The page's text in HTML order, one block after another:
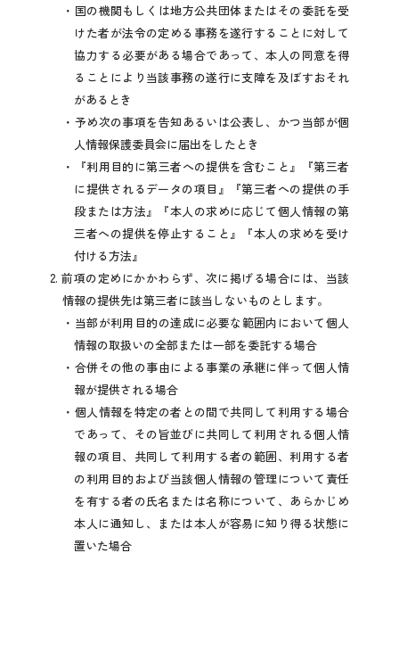
国の機関もしくは地方公共団体またはその委託を受
けた者が法令の定める事務を遂行することに対して
協力する必要がある場合であって、本人の同意を得
ることにより当該事務の遂行に支障を及ぼすおそれ
があるとき
予め次の事項を告知あるいは公表し、かつ当部が個
人情報保護委員会に届出をしたとき
『利用目的に第三者への提供を含むこと』『第三者
に提供されるデータの項目』『第三者への提供の手
段または方法』『本人の求めに応じて個人情報の第
三者への提供を停止すること』『本人の求めを受け
付ける方法』
2. 前項の定めにかかわらず、次に掲げる場合には、当該
情報の提供先は第三者に該当しないものとします。
当部が利用目的の達成に必要な範囲内において個人
情報の取扱いの全部または一部を委託する場合
合併その他の事由による事業の承継に伴って個人情
報が提供される場合
個人情報を特定の者との間で共同して利用する場合
であって、その旨並びに共同して利用される個人情
報の項目、共同して利用する者の範囲、利用する者
の利用目的および当該個人情報の管理について責任
を有する者の氏名または名称について、あらかじめ
本人に通知し、または本人が容易に知り得る状態に
置いた場合